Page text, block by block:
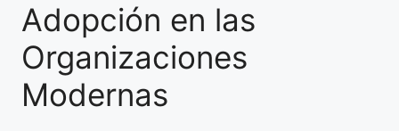
Adopción en las
Organizaciones
Modernas